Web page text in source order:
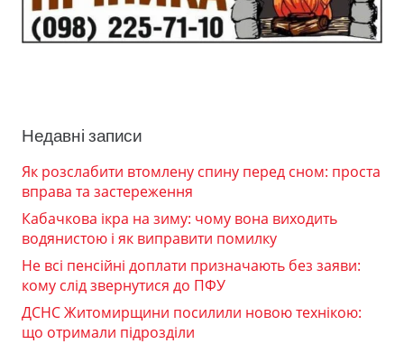
Недавні записи
Як розслабити втомлену спину перед сном: проста
вправа та застереження
Кабачкова ікра на зиму: чому вона виходить
водянистою і як виправити помилку
Не всі пенсійні доплати призначають без заяви:
кому слід звернутися до ПФУ
ДСНС Житомирщини посилили новою технікою:
що отримали підрозділи